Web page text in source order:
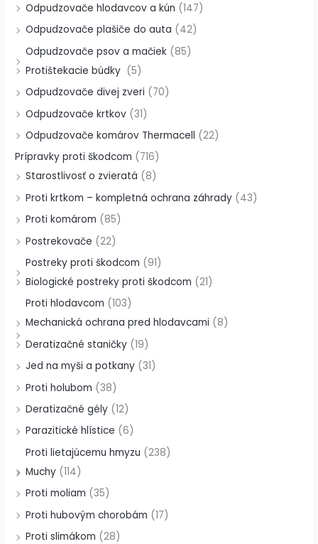
Odpudzovače hlodavcov a kún (147)
Odpudzovače plašiče do auta (42)
Odpudzovače psov a mačiek (85)
Protištekacie búdky (5)
Odpudzovače divej zveri (70)
Odpudzovače krtkov (31)
Odpudzovače komárov Thermacell (22)
Prípravky proti škodcom (716)
Starostlivosť o zvieratá (8)
Proti krtkom – kompletná ochrana záhrady (43)
Proti komárom (85)
Postrekovače (22)
Postreky proti škodcom (91)
Biologické postreky proti škodcom (21)
Proti hlodavcom (103)
Mechanická ochrana pred hlodavcami (8)
Deratizačné staničky (19)
Jed na myši a potkany (31)
Proti holubom (38)
Deratizačné gély (12)
Parazitické hlístice (6)
Proti lietajúcemu hmyzu (238)
Muchy (114)
Proti moliam (35)
Proti hubovým chorobám (17)
Proti slimákom (28)